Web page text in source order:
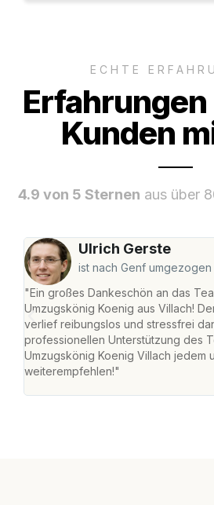
ECHTE
Kunden
4.9 von 5 Sternen aus über
Ulrich Gerste
ist nach Genf umgezogen
"Ein großes Dankeschön an das
Umzugskönig Koenig aus Villach!
verlief reibungslos und stressfrei
professionellen Unterstützung des
Umzugskönig Koenig Villach jedem
weiterempfehlen!"